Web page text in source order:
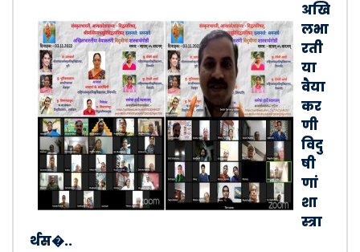
अखि
लभा
रती
या
वैया
कर
णी
विदु
षी
णां
शा
स्त्रा
र्थस�..